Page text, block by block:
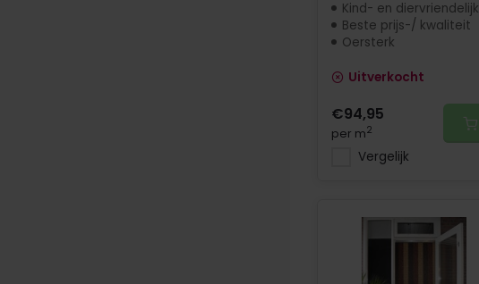
Kind- en diervriendelijk
Beste prijs-/ kwaliteit
Oersterk
Uitverkocht
€94,95
per m2
Vergelijk